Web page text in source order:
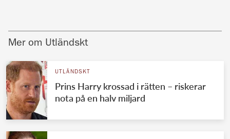
Mer om Utländskt
UTLÄNDSKT
Prins Harry krossad i rätten – riskerar
nota på en halv miljard